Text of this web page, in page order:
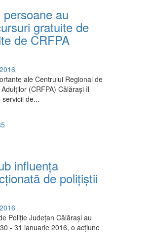
au
gratuite de
de CRFPA
ale Centrului Regional de
(CRFPA) Călărași îl
de...
influenţa
de poliţiştii
Poliţie Judeţan Călăraşi au
- 31 ianuarie 2016, o acţiune